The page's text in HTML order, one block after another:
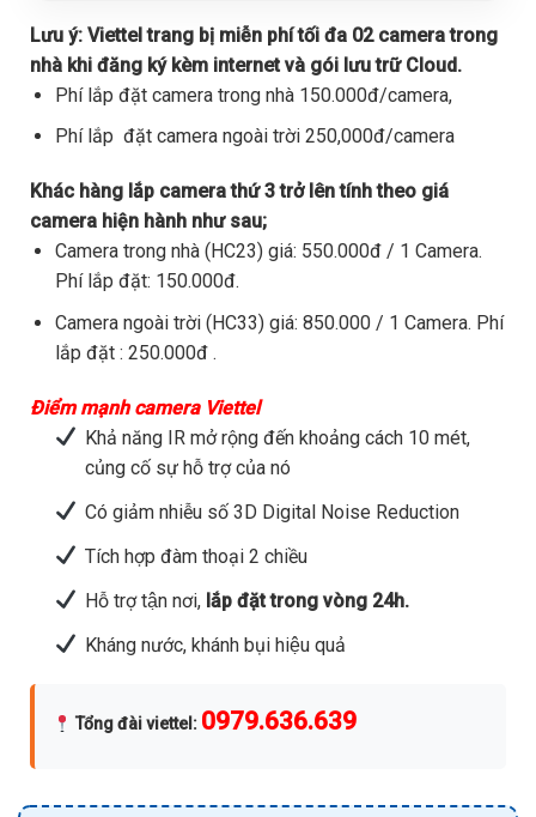
Lưu ý: Viettel trang bị miễn phí tối đa 02 camera trong
nhà khi đăng ký kèm internet và gói lưu trữ Cloud.
Phí lắp đặt camera trong nhà 150.000đ/camera,
Phí lắp đặt camera ngoài trời 250,000đ/camera
Khác hàng lắp camera thứ 3 trở lên tính theo giá
camera hiện hành như sau;
Camera trong nhà (HC23) giá: 550.000đ / 1 Camera.
Phí lắp đặt: 150.000đ.
Camera ngoài trời (HC33) giá: 850.000 / 1 Camera. Phí
lắp đặt : 250.000đ .
Điểm mạnh camera Viettel
Khả năng IR mở rộng đến khoảng cách 10 mét,
củng cố sự hỗ trợ của nó
Có giảm nhiễu số 3D Digital Noise Reduction
Tích hợp đàm thoại 2 chiều
Hỗ trợ tận nơi,lắp đặt trong vòng 24h.
Kháng nước, khánh bụi hiệu quả
Tổng đài viettel : 0979.636.639